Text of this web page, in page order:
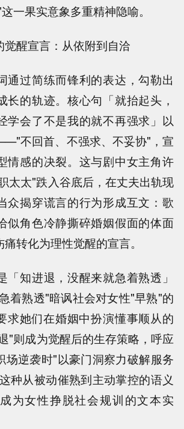
一果实意象多重精神隐喻。
醒宣言：从依附到自洽
通过简练而锋利的表达，勾勒出
长的轨迹。核心句「就抬起头，
学会了不是我的就不再强求」以
不回首、不强求、不妥协"，宣
情感的决裂。这与剧中女主角许
太太"跌入谷底后，在丈夫出轨现
众揭穿谎言的行为形成互文：歌
似角色冷静撕碎婚姻假面的体面
转化为理性觉醒的宣言。
「知进退，没醒来就急着熟透」
着熟透"暗讽社会对女性"早熟"的
她们在婚姻中扮演懂事顺从的
"则成为觉醒后的生存策略，呼应
场逆袭时"以豪门洞察力破解服务
种从被动催熟到主动掌控的语义
为女性挣脱社会规训的文本实